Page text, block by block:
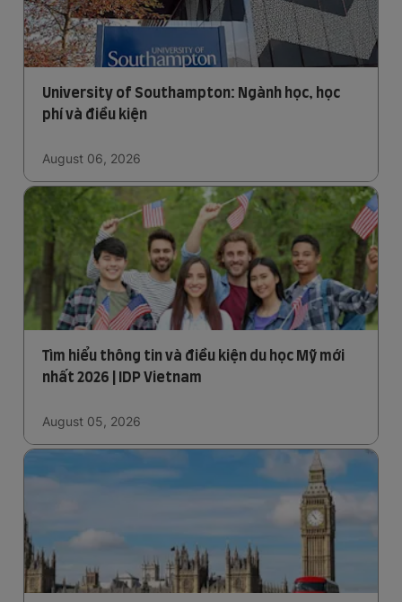
University of Southampton: Ngành học, học
phí và điều kiện
August 06, 2026
Tìm hiểu thông tin và điều kiện du học Mỹ mới
nhất 2026 | IDP Vietnam
August 05, 2026